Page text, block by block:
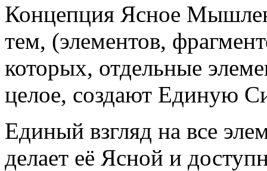
Концепция Ясное
тем, (элементов,
которых, отдельные
целое, создают Единую
Единый взгляд на все
делает её Ясной и